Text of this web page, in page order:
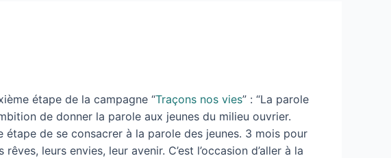
étape de la campagne “Traçons nos vies” : “La parole
de donner la parole aux jeunes du milieu ouvrier.
étape de se consacrer à la parole des jeunes. 3 mois pour
leurs envies, leur avenir. C’est l’occasion d’aller à la